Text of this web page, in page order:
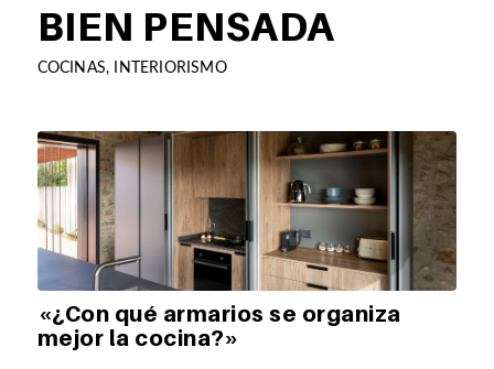
BIEN PENSADA
COCINAS, INTERIORISMO
«¿Con qué armarios se organiza
mejor la cocina?»